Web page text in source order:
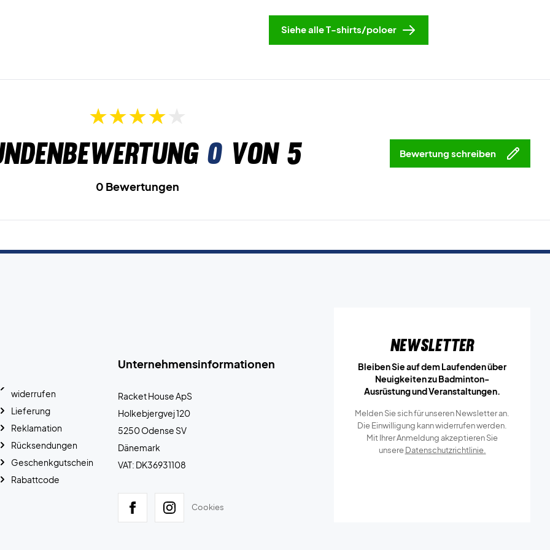
Siehe alle T-shirts/poloer
0von 5 Bewertung schreiben
0 Bewertungen
Unternehmensinformationen
Racket House ApS
Holkebjergvej 120
5250 Odense SV
Dänemark
VAT: DK36931108
Cookies
widerrufen
Lieferung
Reklamation
Rücksendungen
Geschenkgutschein
Rabattcode
Newsletter
Bleiben Sie auf dem Laufenden über
Neuigkeiten zu Badminton-
Ausrüstung und Veranstaltungen.
Melden Sie sich für unseren Newsletter an.
Die Einwilligung kann widerrufen werden.
Mit Ihrer Anmeldung akzeptieren Sie
unsereDatenschutzrichtlinie.